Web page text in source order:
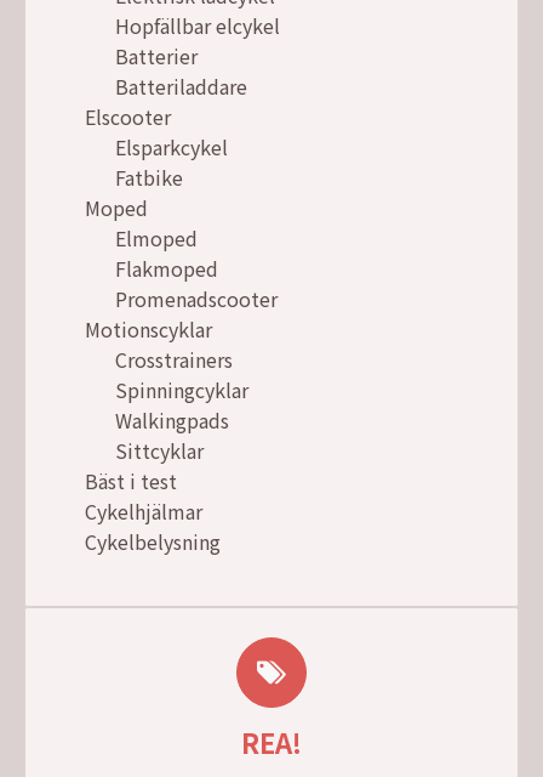
Hopfällbar elcykel
Batterier
Batteriladdare
Elscooter
Elsparkcykel
Fatbike
Moped
Elmoped
Flakmoped
Promenadscooter
Motionscyklar
Crosstrainers
Spinningcyklar
Walkingpads
Sittcyklar
Bäst i test
Cykelhjälmar
Cykelbelysning
REA!